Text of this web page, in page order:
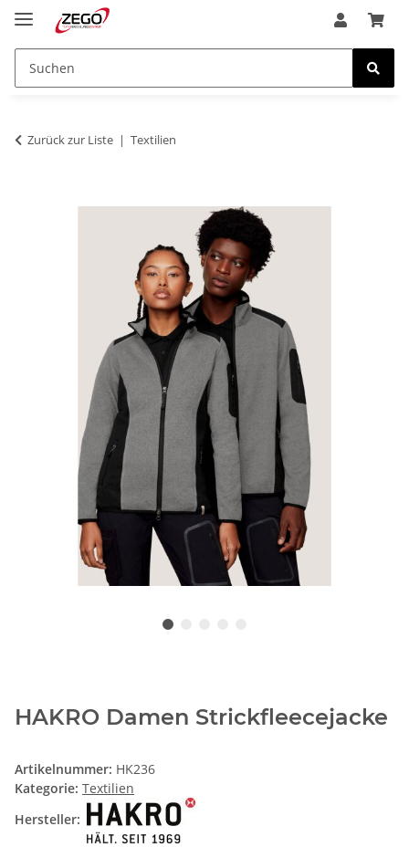
Zurück zur Liste Textilien
HAKRO Damen Strickfleecejacke
Artikelnummer: HK236
Kategorie: Textilien
Hersteller: